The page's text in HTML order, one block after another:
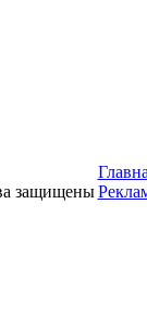
защищены